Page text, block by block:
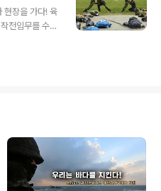
장을 가다! 육
전임무를 수행
포함한 특수장
자 교육생들
을 받고 있었
Parashute J
약 1.2km)에
굴로 진지하